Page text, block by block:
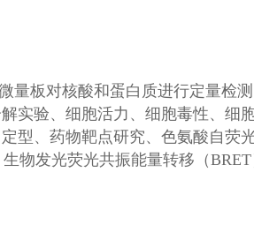
板对核酸和蛋白质进行定量检测
实验、细胞活力、细胞毒性、细
型、药物靶点研究、色氨酸自荧
物发光荧光共振能量转移（